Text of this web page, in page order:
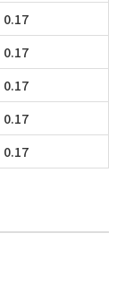
0.17
0.17
0.17
0.17
0.17